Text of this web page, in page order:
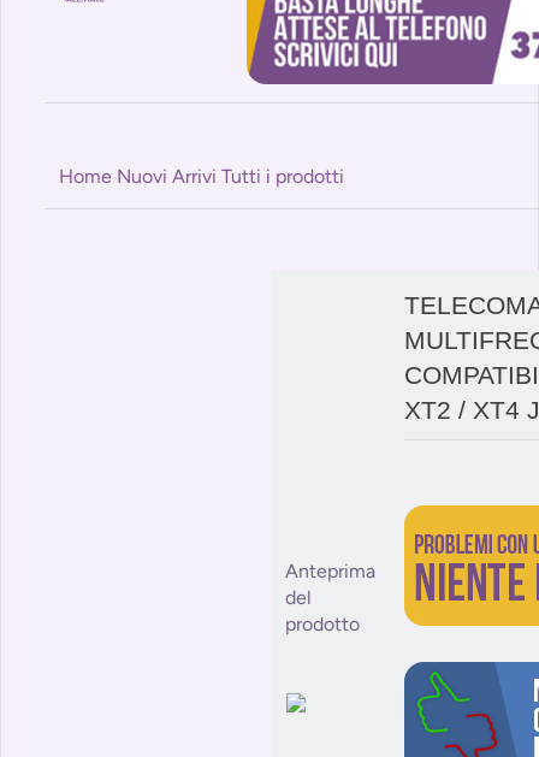
Home Nuovi Arrivi Tutti i prodotti
Anteprima
del
prodotto
XT2 / XT4